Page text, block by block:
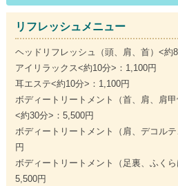
リフレッシュメニュー
ヘッドリフレッシュ（頭、肩、首）<約
アイリラックス<約10分>：1,100円
耳エステ<約10分>：1,100円
ボディートリートメント（首、肩、肩
<約30分>：5,500円
ボディートリートメント（肩、デコル
円
ボディートリートメント（足裏、ふく
5,500円